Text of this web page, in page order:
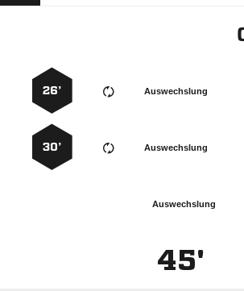
Auswechslung
26’
Auswechslung
30’
Auswechslung
45'